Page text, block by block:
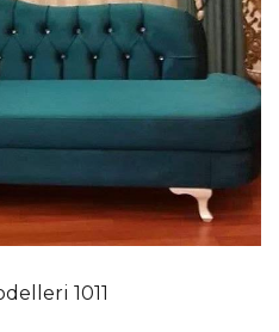
arasında olan
nubuk, kətan və ya
istifadə edilərək örtülür.
klassik üslubu ilə mühitə
kino və televizor
Üzərinə tökülən mayeni
1011